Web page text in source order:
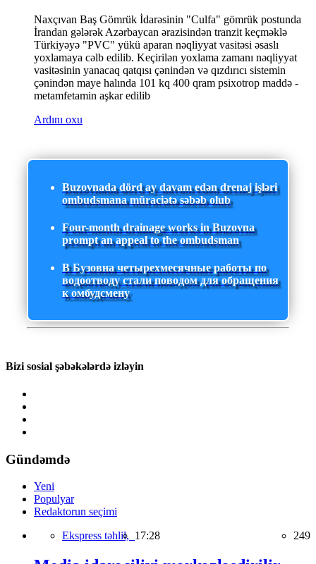
Naxçıvan Baş Gömrük İdarəsinin "Culfa" gömrük postunda
İrandan gələrək Azərbaycan ərazisindən tranzit keçməklə
Türkiyəyə "PVC" yükü aparan nəqliyyat vasitəsi əsaslı
yoxlamaya cəlb edilib. Keçirilən yoxlama zamanı nəqliyyat
vasitəsinin yanacaq qatqısı çənindən və qızdırıcı sistemin
çənindən maye halında 101 kq 400 qram psixotrop maddə -
metamfetamin aşkar edilib
Ardını oxu
Buzovnada dörd ay davam edən drenaj işləri
ombudsmana müraciətə səbəb olub
Four-month drainage works in Buzovna
prompt an appeal to the ombudsman
В Бузовна четырехмесячные работы по
водоотводу стали поводом для обращения
к омбудсмену
Bizi sosial şəbəkələrdə izləyin
Gündəmdə
Yeni
Populyar
Redaktorun seçimi
Ekspress təhlil, 17:28 249